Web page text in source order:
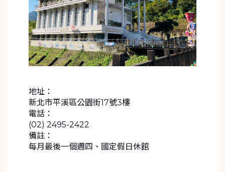
地址：
新北市平溪區公園街17號3樓
電話：
(02) 2495-2422
備註：
每月最後一個週四、國定假日休館